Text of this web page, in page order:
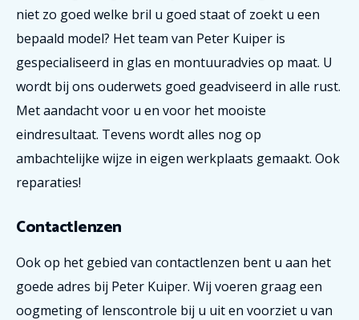
niet zo goed welke bril u goed staat of zoekt u een
bepaald model? Het team van Peter Kuiper is
gespecialiseerd in glas en montuuradvies op maat. U
wordt bij ons ouderwets goed geadviseerd in alle rust.
Met aandacht voor u en voor het mooiste
eindresultaat. Tevens wordt alles nog op
ambachtelijke wijze in eigen werkplaats gemaakt. Ook
reparaties!
Contactlenzen
Ook op het gebied van contactlenzen bent u aan het
goede adres bij Peter Kuiper. Wij voeren graag een
oogmeting of lenscontrole bij u uit en voorziet u van